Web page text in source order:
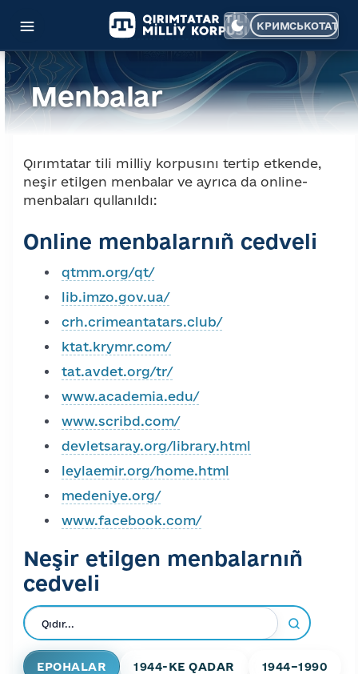
Dilinizi seçin
Menbalar
Qırımtatar tili milliy korpusını tertip etkende,
neşir etilgen menbalar ve ayrıca da online-
menbaları qullanıldı:
Online menbalarnıñ cedveli
qtmm.org/qt/
lib.imzo.gov.ua/
crh.crimeantatars.club/
ktat.krymr.com/
tat.avdet.org/tr/
www.academia.edu/
www.scribd.com/
devletsaray.org/library.html
leylaemir.org/home.html
medeniye.org/
www.facebook.com/
Neşir etilgen menbalarnıñ
cedveli
EPOHALAR 1944-KE QADAR 1944–1990